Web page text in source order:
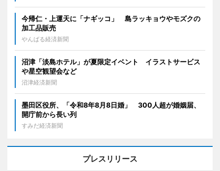
今帰仁・上運天に「ナギッコ」 島ラッキョウやモズクの
加工品販売
やんばる経済新聞
沼津「淡島ホテル」が夏限定イベント イラストサービス
や星空観望会など
沼津経済新聞
墨田区役所、「令和8年8月8日婚」 300人超が婚姻届、
開庁前から長い列
すみだ経済新聞
プレスリリース